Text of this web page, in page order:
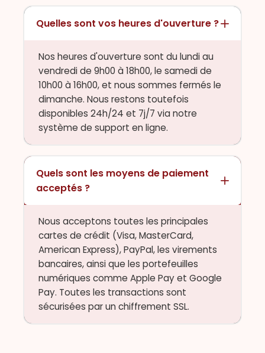
Quelles sont vos heures d'ouverture ?
Nos heures d'ouverture sont du lundi au
vendredi de 9h00 à 18h00, le samedi de
10h00 à 16h00, et nous sommes fermés le
dimanche. Nous restons toutefois
disponibles 24h/24 et 7j/7 via notre
système de support en ligne.
Quels sont les moyens de paiement
acceptés ?
Nous acceptons toutes les principales
cartes de crédit (Visa, MasterCard,
American Express), PayPal, les virements
bancaires, ainsi que les portefeuilles
numériques comme Apple Pay et Google
Pay. Toutes les transactions sont
sécurisées par un chiffrement SSL.